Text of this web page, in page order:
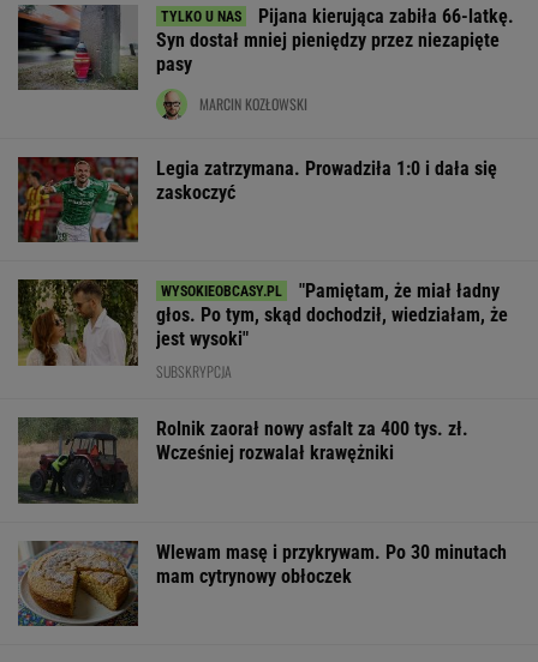
Pijana kierująca zabiła 66-latkę.
Syn dostał mniej pieniędzy przez niezapięte
pasy
MARCIN KOZŁOWSKI
Legia zatrzymana. Prowadziła 1:0 i dała się
zaskoczyć
"Pamiętam, że miał ładny
głos. Po tym, skąd dochodził, wiedziałam, że
jest wysoki"
SUBSKRYPCJA
Rolnik zaorał nowy asfalt za 400 tys. zł.
Wcześniej rozwalał krawężniki
Wlewam masę i przykrywam. Po 30 minutach
mam cytrynowy obłoczek